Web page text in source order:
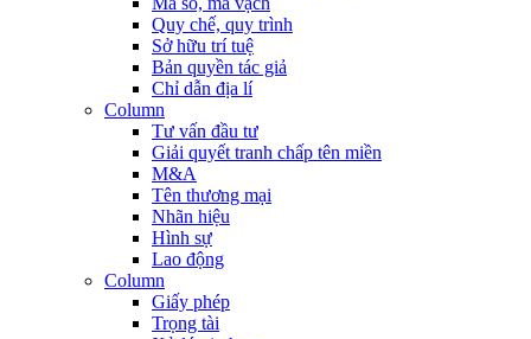
Quy chế, quy trình
Sở hữu trí tuệ
Bản quyền tác giả
Chỉ dẫn địa lí
Column
Tư vấn đầu tư
Giải quyết tranh chấp tên miền
M&A
Tên thương mại
Nhãn hiệu
Hình sự
Lao động
Column
Giấy phép
Trọng tài